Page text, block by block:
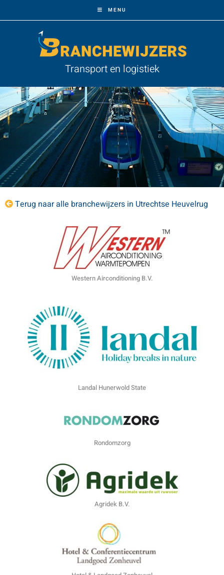
MENU
Transport en logistiek
Terug naar alle branchewijzers in Utrechtse Heuvelrug
Western Airconditioning B.V.
Landal Hunerwold State
Rondomzorg
Agridek B.V.